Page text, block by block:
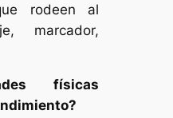
rodeen al
marcador,
físicas